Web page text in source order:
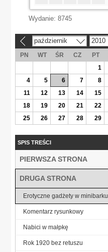
Wydanie: 8745
październik 2010
PN WT ŚR CZ PT
1
4
5 6 7 8
11
12 13 14 15
18
19 20 21 22
25
26 27 28 29
SPIS TREŚCI
PIERWSZA STRONA
DRUGA STRONA
Erotyczne gadżety w minibarku
Komentarz rysunkowy
Nabici w małpkę
Rok 1920 bez retuszu